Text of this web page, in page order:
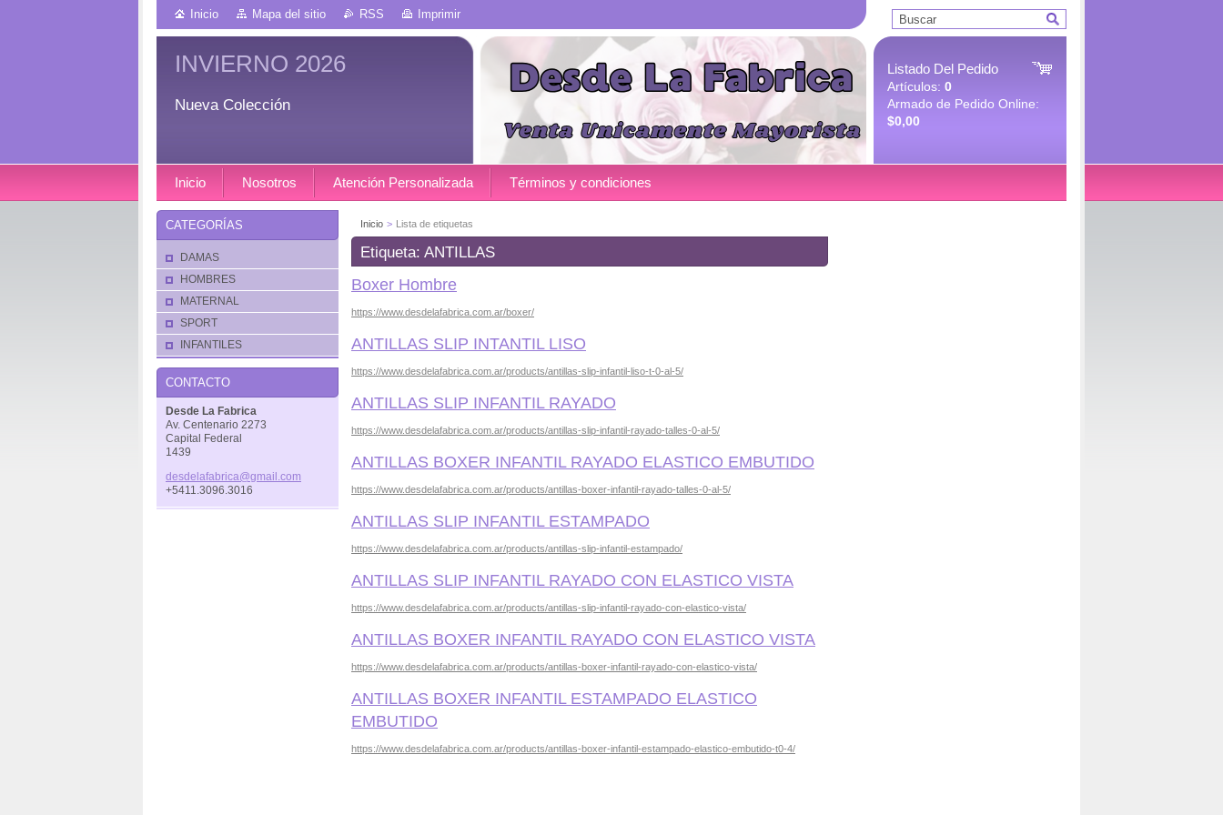
Inicio Mapa del sitio RSS Imprimir
INVIERNO 2026
Nueva Colección
Listado Del Pedido
Artículos: 0
Armado de Pedido Online:
$0,00
Inicio Nosotros Atención Personalizada Términos y condiciones
Inicio > Lista de etiquetas
Etiqueta: ANTILLAS
Boxer Hombre
https://www.desdelafabrica.com.ar/boxer/
ANTILLAS SLIP INTANTIL LISO
https://www.desdelafabrica.com.ar/products/antillas-slip-infantil-liso-t-0-al-5/
ANTILLAS SLIP INFANTIL RAYADO
https://www.desdelafabrica.com.ar/products/antillas-slip-infantil-rayado-talles-0-al-5/
ANTILLAS BOXER INFANTIL RAYADO ELASTICO EMBUTIDO
https://www.desdelafabrica.com.ar/products/antillas-boxer-infantil-rayado-talles-0-al-5/
ANTILLAS SLIP INFANTIL ESTAMPADO
https://www.desdelafabrica.com.ar/products/antillas-slip-infantil-estampado/
ANTILLAS SLIP INFANTIL RAYADO CON ELASTICO VISTA
https://www.desdelafabrica.com.ar/products/antillas-slip-infantil-rayado-con-elastico-vista/
ANTILLAS BOXER INFANTIL RAYADO CON ELASTICO VISTA
https://www.desdelafabrica.com.ar/products/antillas-boxer-infantil-rayado-con-elastico-vista/
ANTILLAS BOXER INFANTIL ESTAMPADO ELASTICO
EMBUTIDO
https://www.desdelafabrica.com.ar/products/antillas-boxer-infantil-estampado-elastico-embutido-t0-4/
CATEGORÍAS
DAMAS
HOMBRES
MATERNAL
SPORT
INFANTILES
CONTACTO
Desde La Fabrica
Av. Centenario 2273
Capital Federal
1439
desdelafabrica@gmail.com
+5411.3096.3016